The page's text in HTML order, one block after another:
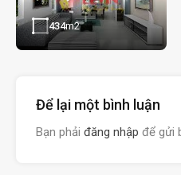
434m2
Để lại một bình luận
Bạn phải đăng nhập để gửi